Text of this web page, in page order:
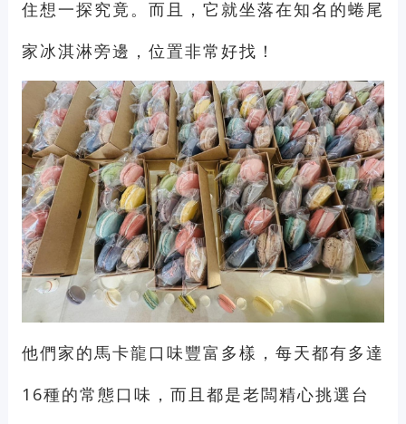
住想一探究竟。而且，它就坐落在知名的蜷尾
家冰淇淋旁邊，位置非常好找！
他們家的馬卡龍口味豐富多樣，每天都有多達
16種的常態口味，而且都是老闆精心挑選台